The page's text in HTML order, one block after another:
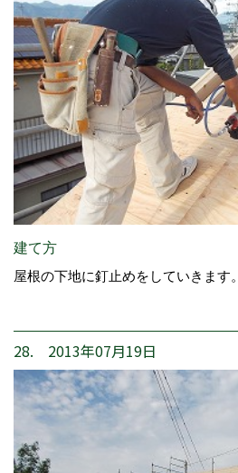
建て方
屋根の下地に釘止めをしていきます。
28. 2013年07月19日